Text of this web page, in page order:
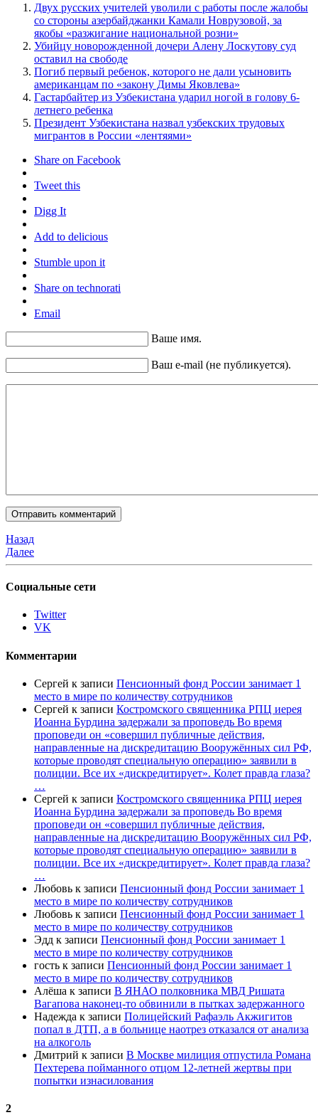
Двух русских учителей уволили с работы после жалобы
со стороны азербайджанки Камали Новрузовой, за
якобы «разжигание национальной розни»
Убийцу новорожденной дочери Алену Лоскутову суд
оставил на свободе
Погиб первый ребенок, которого не дали усыновить
американцам по «закону Димы Яковлева»
Гастарбайтер из Узбекистана ударил ногой в голову 6-
летнего ребенка
Президент Узбекистана назвал узбекских трудовых
мигрантов в России «лентяями»
Share on Facebook
Tweet this
Digg It
Add to delicious
Stumble upon it
Share on technorati
Email
Ваше имя.
Ваш e-mail (не публикуется).
Назад
Далее
Социальные сети
Twitter
VK
Комментарии
Сергей к записи Пенсионный фонд России занимает 1
место в мире по количеству сотрудников
Сергей к записи Костромского священника РПЦ иерея
Иоанна Бурдина задержали за проповедь Во время
проповеди он «совершил публичные действия,
направленные на дискредитацию Вооружённых сил РФ,
которые проводят специальную операцию» заявили в
полиции. Все их «дискредитирует». Колет правда глаза?
…
Сергей к записи Костромского священника РПЦ иерея
Иоанна Бурдина задержали за проповедь Во время
проповеди он «совершил публичные действия,
направленные на дискредитацию Вооружённых сил РФ,
которые проводят специальную операцию» заявили в
полиции. Все их «дискредитирует». Колет правда глаза?
…
Любовь к записи Пенсионный фонд России занимает 1
место в мире по количеству сотрудников
Любовь к записи Пенсионный фонд России занимает 1
место в мире по количеству сотрудников
Эдд к записи Пенсионный фонд России занимает 1
место в мире по количеству сотрудников
гость к записи Пенсионный фонд России занимает 1
место в мире по количеству сотрудников
Алёша к записи В ЯНАО полковника МВД Ришата
Вагапова наконец-то обвинили в пытках задержанного
Надежда к записи Полицейский Рафаэль Акжигитов
попал в ДТП, а в больнице наотрез отказался от анализа
на алкоголь
Дмитрий к записи В Москве милиция отпустила Романа
Пехтерева пойманного отцом 12-летней жертвы при
попытки изнасилования
2